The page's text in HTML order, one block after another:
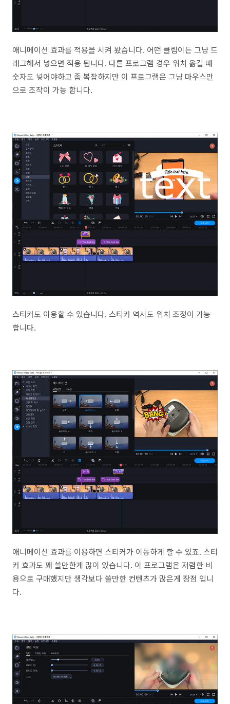
애니메이션 효과를 적용을 시켜 봤습니다. 어떤 클립이든 그냥 드
래그해서 넣으면 적용 됩니다. 다른 프로그램 경우 위치 옮길 때
숫자도 넣어야하고 좀 복잡하지만 이 프로그램은 그냥 마우스만
으로 조작이 가능 합니다.
스티커도 이용할 수 있습니다. 스티커 역시도 위치 조정이 가능
합니다.
애니메이션 효과를 이용하면 스티커가 이동하게 할 수 있죠. 스티
커 효과도 꽤 쓸만한게 많이 있습니다. 이 프로그램은 저렴한 비
용으로 구매했지만 생각보다 쓸만한 컨텐츠가 많은게 장점 입니
다.